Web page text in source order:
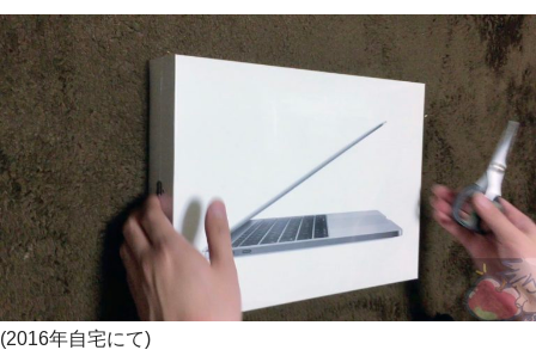
(2016年自宅にて)